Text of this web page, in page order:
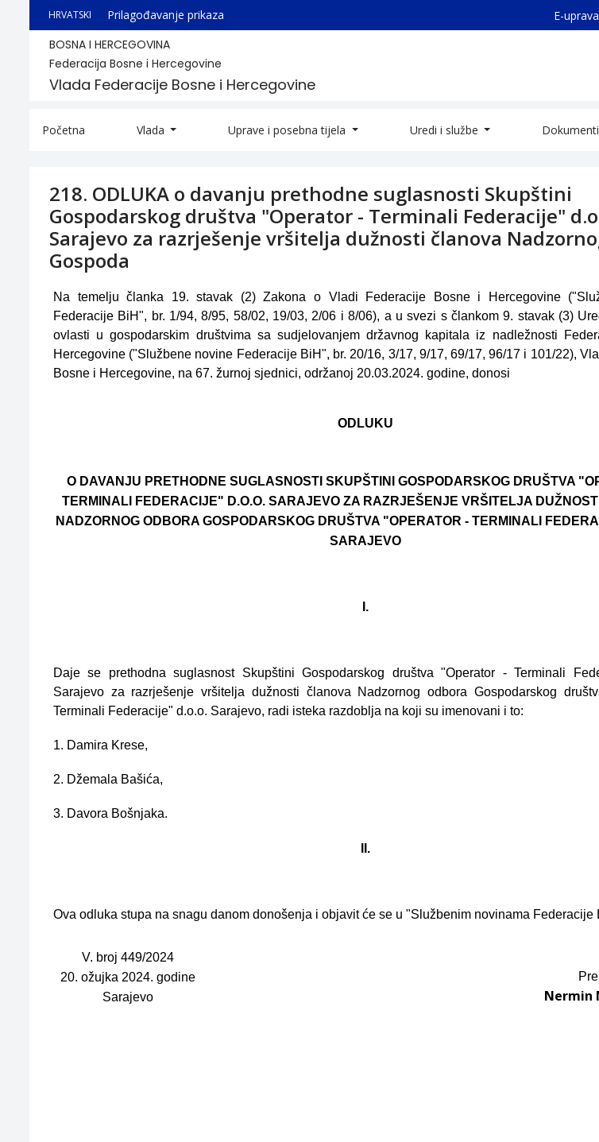
HRVATSKI Prilagođavanje prikaza E-
BOSNA I HERCEGOVINA
Federacija Bosne i Hercegovine
Vlada Federacije Bosne i Hercegovine
Početna Vlada Uprave i posebna tijela Uredi i službe Dokumenti
218. ODLUKA o davanju prethodne suglasnosti Skupštini
Gospodarskog društva "Operator - Terminali Federacije"
Sarajevo za razrješenje vršitelja dužnosti članova
Gospoda
Na temelju članka 19. stavak (2) Zakona o Vladi Federacije Bosne i Hercegovine
Federacije BiH", br. 1/94, 8/95, 58/02, 19/03, 2/06 i 8/06), a u svezi s člankom 9. stavak (3)
ovlasti u gospodarskim društvima sa sudjelovanjem državnog kapitala iz nadležnosti
Hercegovine ("Službene novine Federacije BiH", br. 20/16, 3/17, 9/17, 69/17, 96/17 i 101/22),
Bosne i Hercegovine, na 67. žurnoj sjednici, održanoj 20.03.2024. godine, donosi
ODLUKU
O DAVANJU PRETHODNE SUGLASNOSTI SKUPŠTINI GOSPODARSKOG DRUŠTVA
TERMINALI FEDERACIJE" D.O.O. SARAJEVO ZA RAZRJEŠENJE VRŠITELJA
NADZORNOG ODBORA GOSPODARSKOG DRUŠTVA "OPERATOR - TERMINALI
SARAJEVO
I.
Daje se prethodna suglasnost Skupštini Gospodarskog društva "Operator - Terminali
Sarajevo za razrješenje vršitelja dužnosti članova Nadzornog odbora Gospodarskog
Terminali Federacije" d.o.o. Sarajevo, radi isteka razdoblja na koji su imenovani i to:
1. Damira Krese,
2. Džemala Bašića,
3. Davora Bošnjaka.
II.
Ova odluka stupa na snagu danom donošenja i objavit će se u "Službenim novinama Federacije
V. broj 449/2024
20. ožujka 2024. godine
Sarajevo
Nermin